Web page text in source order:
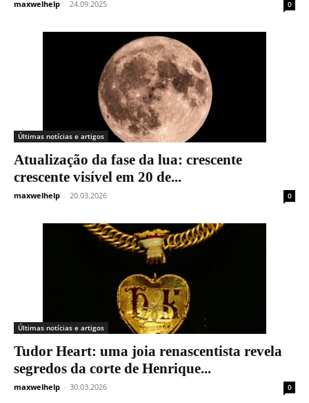
maxwelhelp - 24.09.2025 0
Últimas notícias e artigos
Atualização da fase da lua: crescente
crescente visível em 20 de...
maxwelhelp - 20.03.2026 0
Últimas notícias e artigos
Tudor Heart: uma joia renascentista revela
segredos da corte de Henrique...
maxwelhelp - 30.03.2026 0